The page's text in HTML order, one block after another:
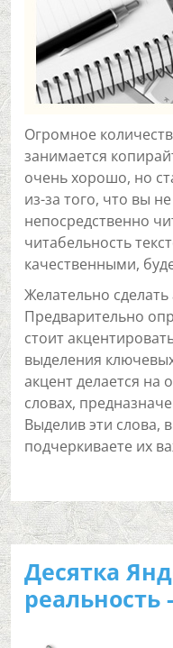
Огромное
занимается
очень хорошо, но
из-за того, что вы
непосредственно
читабельность
качественными,
Желательно
Предварительно
стоит
выделения
акцент делается на
словах,
Выделив эти слова,
подчеркиваете их
Десятка
реальность